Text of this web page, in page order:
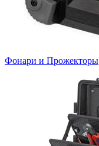
Фонари и Прожекторы